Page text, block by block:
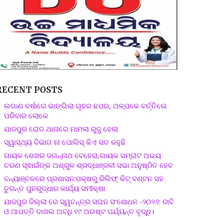
POSTS
ଲଗାଣ ବର୍ଷାରେ ଭାଙ୍ଗିଲା ଗୃହର ଛପର, ଅଳ୍ପକେ ବର୍ତ୍ତିଲେ
ପରିବାର ଲୋକେ
ଯାଜପୁର ରୋଡ ଥାନାରେ ମାମଲା ରୁଜୁ ହେଲା
ସ୍ୱାସ୍ଥ୍ୟ ବିଭାଗ ନା ପୋଲିସ୍ କିଏ ସତ କହୁଛି
ଗାୟକ ଶେଖର ଜଗନ୍ନାଥ ବେହେରା,ଗାୟକ ସମ୍ରାଟ ଅଭୟ
ଚରଣ ସ୍ଵାଇଁଙ୍କ ଅଶ୍ରୁଳ ଶ୍ରଦ୍ଧାଞ୍ଜଳୀ ସଭା ଅନୁଷ୍ଠିତ ହେବ
ବନ୍ୟାଞ୍ଚଳରେ ପ୍ରଶାସନ:ପକ୍ଷରୁ ରିଲିଫ୍ କିଟ୍ ବଣ୍ଟନ ସହ
ତୁରନ୍ତ ପୁନରୁଦ୍ଧାର କାର୍ଯ୍ୟ ସମୀକ୍ଷା
ଯାଜପୁର ଜିଲ୍ଲା ରେ ସ୍ୱତନ୍ତ୍ର ସଘନ ସଂଶୋଧନ -୨୦୨୬: ଦାବି
ଓ ଆପତ୍ତି ଦାଖଲ ଅବଧି ୧୯ ଅଗଷ୍ଟ ପର୍ଯ୍ୟନ୍ତ ବୃଦ୍ଧି।